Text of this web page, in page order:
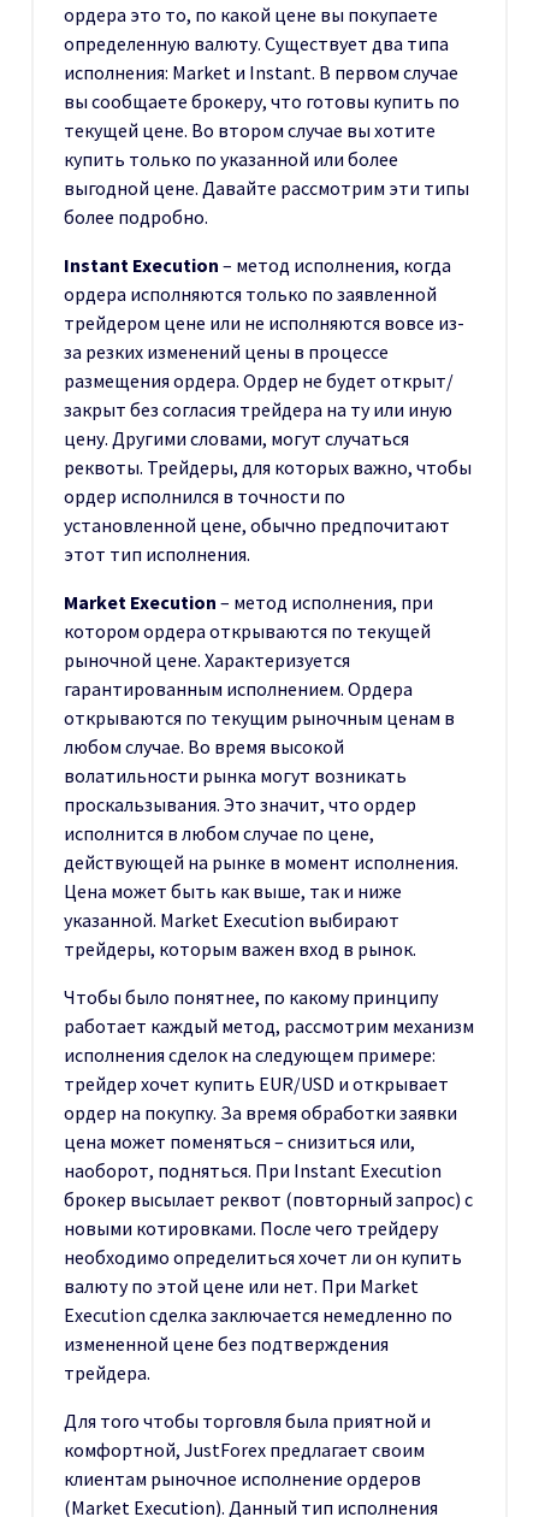
ордера это то, по какой цене вы покупаете
определенную валюту. Существует два типа
исполнения: Market и Instant. В первом случае
вы сообщаете брокеру, что готовы купить по
текущей цене. Во втором случае вы хотите
купить только по указанной или более
выгодной цене. Давайте рассмотрим эти типы
более подробно.
Instant Execution – метод исполнения, когда
ордера исполняются только по заявленной
трейдером цене или не исполняются вовсе из-
за резких изменений цены в процессе
размещения ордера. Ордер не будет открыт/
закрыт без согласия трейдера на ту или иную
цену. Другими словами, могут случаться
реквоты. Трейдеры, для которых важно, чтобы
ордер исполнился в точности по
установленной цене, обычно предпочитают
этот тип исполнения.
Market Execution – метод исполнения, при
котором ордера открываются по текущей
рыночной цене. Характеризуется
гарантированным исполнением. Ордера
открываются по текущим рыночным ценам в
любом случае. Во время высокой
волатильности рынка могут возникать
проскальзывания. Это значит, что ордер
исполнится в любом случае по цене,
действующей на рынке в момент исполнения.
Цена может быть как выше, так и ниже
указанной. Market Execution выбирают
трейдеры, которым важен вход в рынок.
Чтобы было понятнее, по какому принципу
работает каждый метод, рассмотрим механизм
исполнения сделок на следующем примере:
трейдер хочет купить EUR/USD и открывает
ордер на покупку. За время обработки заявки
цена может поменяться – снизиться или,
наоборот, подняться. При Instant Execution
брокер высылает реквот (повторный запрос) с
новыми котировками. После чего трейдеру
необходимо определиться хочет ли он купить
валюту по этой цене или нет. При Market
Execution сделка заключается немедленно по
измененной цене без подтверждения
трейдера.
Для того чтобы торговля была приятной и
комфортной, JustForex предлагает своим
клиентам рыночное исполнение ордеров
(Market Execution). Данный тип исполнения